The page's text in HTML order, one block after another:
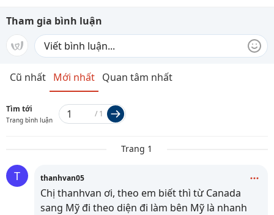
Tham gia bình luận
Cũ nhất Mới nhất Quan tâm nhất
Tìm tới
Trang bình luận
/ 1
Trang 1
T thanhvan05
Chị thanhvan ơi, theo em biết thì từ Canada
sang Mỹ đi theo diện đi làm bên Mỹ là nhanh